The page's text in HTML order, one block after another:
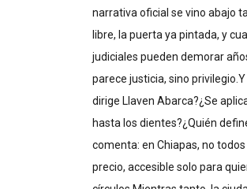
narrativa oficial se vino abajo
libre, la puerta ya pintada, y
judiciales pueden demorar
parece justicia, sino
dirige Llaven Abarca?¿Se
hasta los dientes?¿Quién
comenta: en Chiapas, no
precio, accesible solo para